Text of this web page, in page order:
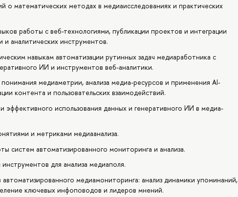
о математических методах в медиаисследованиях и практических
работы с веб-технологиями, публикации проектов и интеграции
и аналитических инструментов.
навыкам автоматизации рутинных задач медиаработника с
ИИ и инструментов веб-аналитики.
медиаметрии, анализа медиа-ресурсов и применения AI-
контента и пользовательских взаимодействий.
эффективного использования данных и генеративного ИИ в медиа-
и метриками медиаанализа.
систем автоматизированного мониторинга и анализа.
для анализа медиаполя.
автоматизированного медиамониторинга: анализ динамики упоминаний,
ключевых инфоповодов и лидеров мнений.